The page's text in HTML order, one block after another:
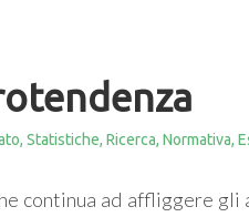
Statistiche, Ricerca, Normativa,
continua ad affliggere